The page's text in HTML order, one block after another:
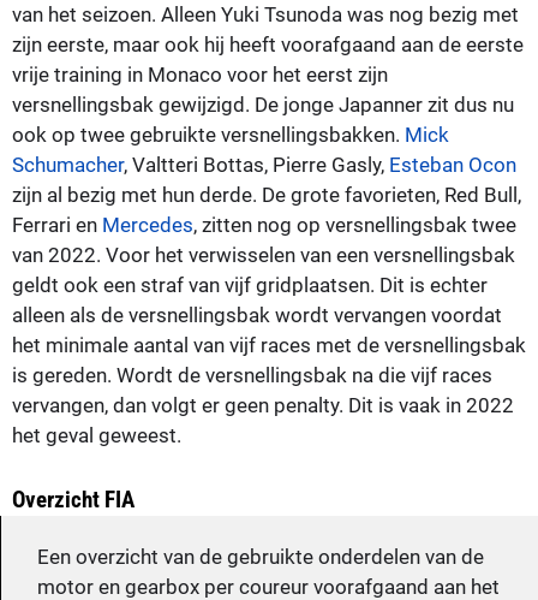
van het seizoen. Alleen Yuki Tsunoda was nog bezig met
zijn eerste, maar ook hij heeft voorafgaand aan de eerste
vrije training in Monaco voor het eerst zijn
versnellingsbak gewijzigd. De jonge Japanner zit dus nu
ook op twee gebruikte versnellingsbakken. Mick
Schumacher, Valtteri Bottas, Pierre Gasly, Esteban Ocon
zijn al bezig met hun derde. De grote favorieten, Red Bull,
Ferrari en Mercedes, zitten nog op versnellingsbak twee
van 2022. Voor het verwisselen van een versnellingsbak
geldt ook een straf van vijf gridplaatsen. Dit is echter
alleen als de versnellingsbak wordt vervangen voordat
het minimale aantal van vijf races met de versnellingsbak
is gereden. Wordt de versnellingsbak na die vijf races
vervangen, dan volgt er geen penalty. Dit is vaak in 2022
het geval geweest.
Overzicht FIA
Een overzicht van de gebruikte onderdelen van de
motor en gearbox per coureur voorafgaand aan het